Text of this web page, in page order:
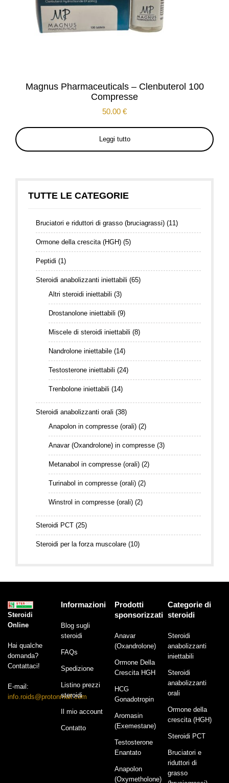
Magnus Pharmaceuticals – Clenbuterol 100
Compresse
50.00 €
Leggi tutto
TUTTE LE CATEGORIE
Bruciatori e riduttori di grasso (bruciagrassi) (11)
Ormone della crescita (HGH) (5)
Peptidi (1)
Steroidi anabolizzanti iniettabili (65)
Altri steroidi iniettabili (3)
Drostanolone iniettabili (9)
Miscele di steroidi iniettabili (8)
Nandrolone iniettabile (14)
Testosterone iniettabili (24)
Trenbolone iniettabili (14)
Steroidi anabolizzanti orali (38)
Anapolon in compresse (orali) (2)
Anavar (Oxandrolone) in compresse (3)
Metanabol in compresse (orali) (2)
Turinabol in compresse (orali) (2)
Winstrol in compresse (orali) (2)
Steroidi PCT (25)
Steroidi per la forza muscolare (10)
Steroidi
Online
Hai qualche
domanda?
Contattaci!
E-mail:
info.roids@protonmail.com
Informazioni
Blog sugli
steroidi
FAQs
Spedizione
Listino prezzi
steroidi
Il mio account
Contatto
Prodotti
sponsorizzati
Anavar
(Oxandrolone)
Ormone Della
Crescita HGH
HCG
Gonadotropin
Aromasin
(Exemestane)
Testosterone
Enantato
Anapolon
(Oxymetholone)
Categorie di
steroidi
Steroidi
anabolizzanti
iniettabili
Steroidi
anabolizzanti
orali
Ormone della
crescita (HGH)
Steroidi PCT
Bruciatori e
riduttori di
grasso